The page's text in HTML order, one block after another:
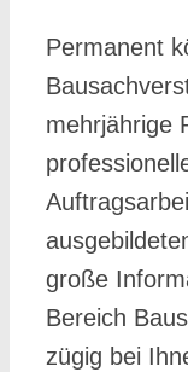
Permanent
mehrjährige
große
Bereich
zügig bei